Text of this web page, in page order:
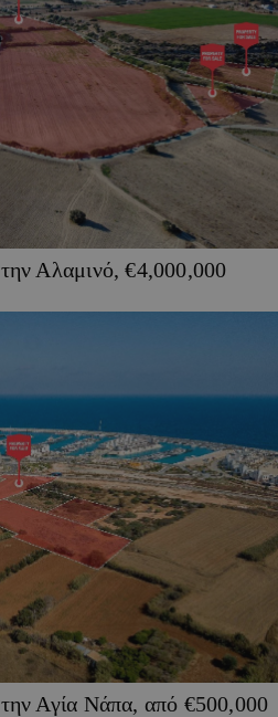
Αλαμινό, €4,000,000
Αγία Νάπα, από €500,000